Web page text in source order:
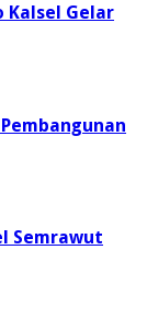
Kalsel Gelar
Semrawut